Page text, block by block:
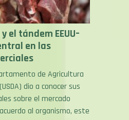
el tándem EEUU–
en las
de Agricultura
dio a conocer sus
sobre el mercado
al organismo, este
permanecería casi sin